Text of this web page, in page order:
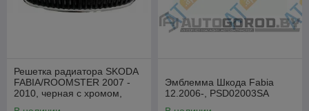
Решетка радиатора SKODA
FABIA/ROOMSTER 2007 -
2010, черная с хромом,
Эмблемма Шкода Fabia
12.2006-, PSD02003SA